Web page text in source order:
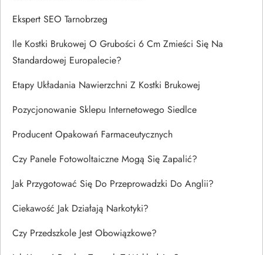
Ekspert SEO Tarnobrzeg
Ile Kostki Brukowej O Grubości 6 Cm Zmieści Się Na
Standardowej Europalecie?
Etapy Układania Nawierzchni Z Kostki Brukowej
Pozycjonowanie Sklepu Internetowego Siedlce
Producent Opakowań Farmaceutycznych
Czy Panele Fotowoltaiczne Mogą Się Zapalić?
Jak Przygotować Się Do Przeprowadzki Do Anglii?
Ciekawość Jak Działają Narkotyki?
Czy Przedszkole Jest Obowiązkowe?